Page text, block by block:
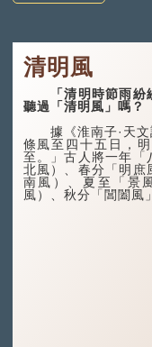
清明風
「清明時節雨紛紛
聽過「清明風」嗎？
據《淮南子·天文
條風至四十五日，
至。」古人將一年「
北風）、春分「明庶
南風）、夏至「景
風）、秋分「閶闔風